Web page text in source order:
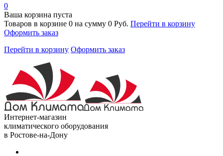
0
Ваша корзина пуста
Товаров в корзине 0 на сумму 0 Руб. Перейти в корзину
Оформить заказ
Перейти в корзину Оформить заказ
Интернет-магазин
климатического оборудования
в Ростове-на-Дону